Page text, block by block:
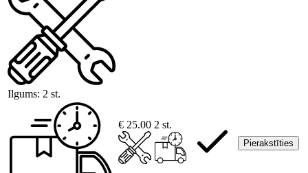
Ilgums: 2 st.
€ 25.00 2 st.
Pierakstīties